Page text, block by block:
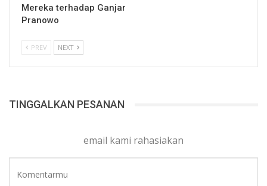
Mereka terhadap Ganjar
Pranowo
PREV NEXT
TINGGALKAN PESANAN
email kami rahasiakan